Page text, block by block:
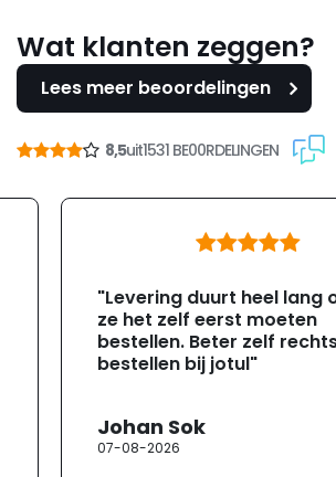
Wat klanten zeggen?
Lees meer beoordelingen
8,5uit1531 BE00RDELINGEN
"Levering duurt heel lang
ze het zelf eerst moeten
bestellen. Beter zelf
bestellen bij jotul"
Johan Sok
07-08-2026